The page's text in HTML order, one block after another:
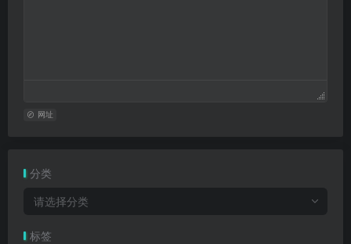
网址
分类
请选择分类
标签